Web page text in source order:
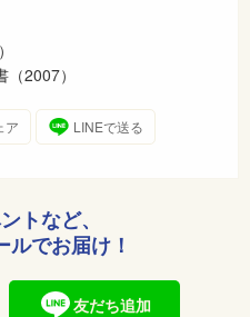
2007）
ア LINEで送る
トなど、
でお届け！
友だち追加